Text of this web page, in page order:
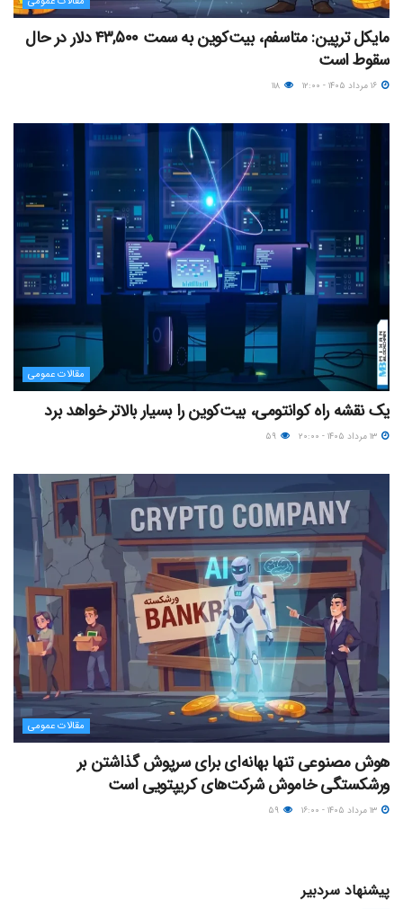
مایکل ترپین: متاسفم، بیت‌کوین به سمت ۴۳,۵۰۰ دلار در حال
سقوط است
مقالات عمومی
یک نقشه راه کوانتومی، بیت‌کوین را بسیار بالاتر خواهد برد
مقالات عمومی
هوش مصنوعی تنها بهانه‌ای برای سرپوش گذاشتن بر
ورشکستگی خاموش شرکت‌های کریپتویی است
پیشنهاد سردبیر